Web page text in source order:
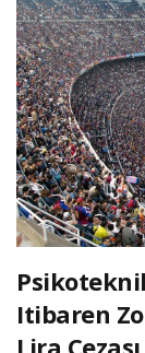
Itibaren
Lira